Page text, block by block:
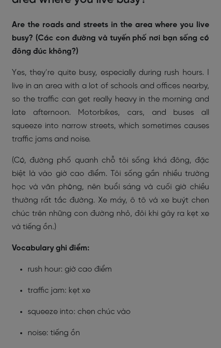
Are the roads and streets in the area where you live
busy? (Các con đường và tuyến phố nơi bạn sống có
đông đúc không?)
Yes, they’re quite busy, especially during rush hours. I
live in an area with a lot of schools and offices nearby,
so the traffic can get really heavy in the morning and
late afternoon. Motorbikes, cars, and buses all
squeeze into narrow streets, which sometimes causes
traffic jams and noise.
(Có, đường phố quanh chỗ tôi sống khá đông, đặc
biệt là vào giờ cao điểm. Tôi sống gần nhiều trường
học và văn phòng, nên buổi sáng và cuối giờ chiều
thường rất tắc đường. Xe máy, ô tô và xe buýt chen
chúc trên những con đường nhỏ, đôi khi gây ra kẹt xe
và tiếng ồn.)
Vocabulary ghi điểm:
rush hour: giờ cao điểm
traffic jam: kẹt xe
squeeze into: chen chúc vào
noise: tiếng ồn